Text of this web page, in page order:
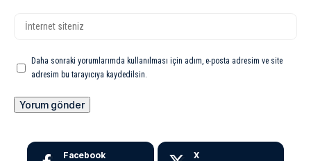
Daha sonraki yorumlarımda kullanılması için adım, e-posta adresim ve site
adresim bu tarayıcıya kaydedilsin.
Facebook X